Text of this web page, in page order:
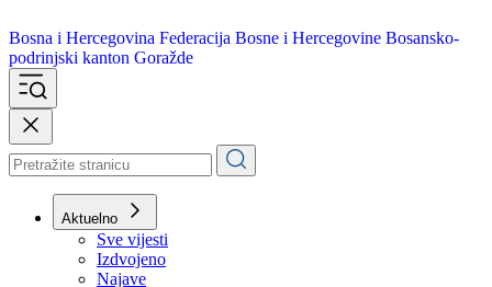
Bosna i Hercegovina
podrinjski kanton Goražde
Aktuelno